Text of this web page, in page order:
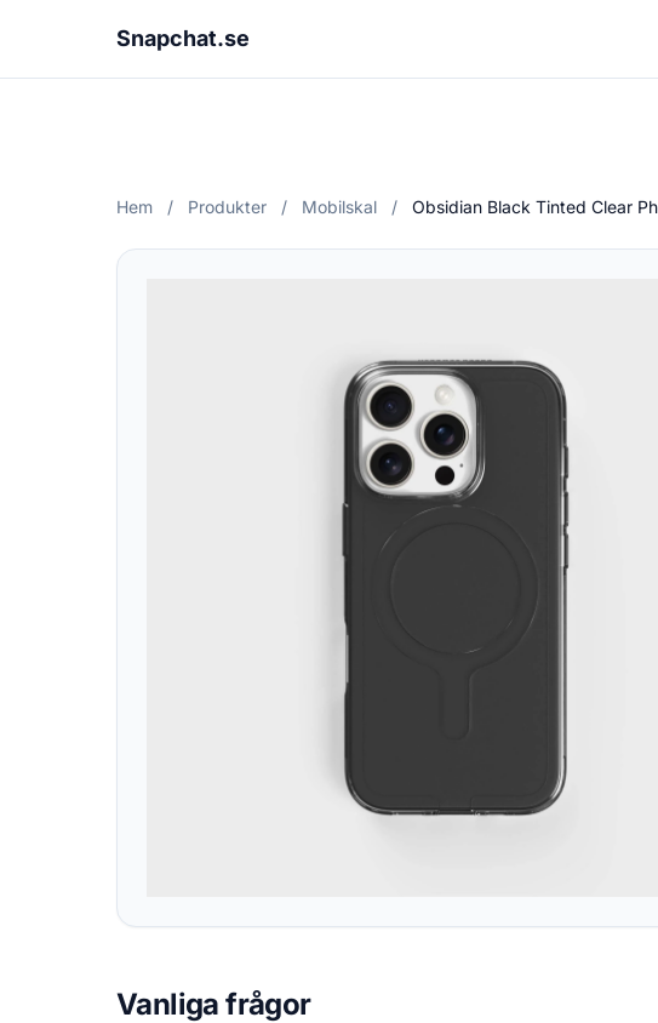
Snapchat.se
Hem / Produkter / Mobilskal / Obsidian Black Tinted Clear
Vanliga frågor